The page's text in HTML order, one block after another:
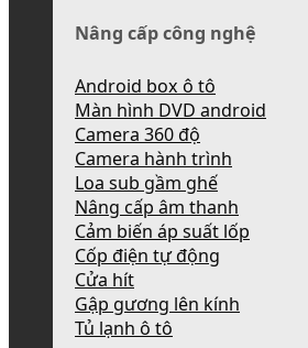
Nâng cấp công nghệ
Android box ô tô
Màn hình DVD android
Camera 360 độ
Camera hành trình
Loa sub gầm ghế
Nâng cấp âm thanh
Cảm biến áp suất lốp
Cốp điện tự động
Cửa hít
Gập gương lên kính
Tủ lạnh ô tô